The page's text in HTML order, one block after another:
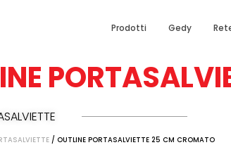
Prodotti Gedy
/ OUTLINE PORTASALVIETTE 25 CM CROMATO